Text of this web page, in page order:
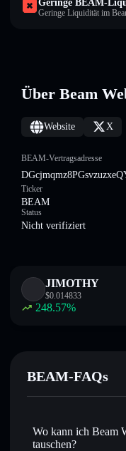
Geringe BEAM-
Geringe Liquidität im
Über Beam
Website X
BEAM-Vertragsadresse
Ticker
BEAM
Status
Nicht verifiziert
JIMOTHY
$0.014833
248.57%
BEAM-FAQs
Wo kann ich Beam
tauschen?